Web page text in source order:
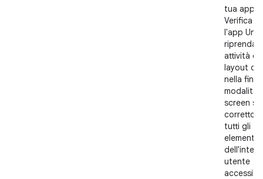
tua app
Verifica
l'app
riprenda
attività e
layout
nella
modalità
screen sia
corretto
tutti gli
elementi
utente